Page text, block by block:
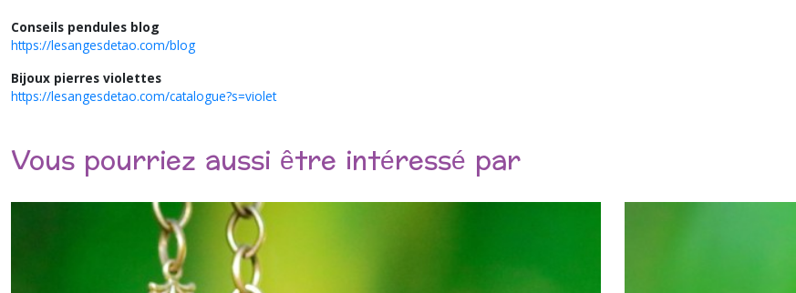
Conseils pendules blog
https://lesangesdetao.com/blog
Bijoux pierres violettes
https://lesangesdetao.com/catalogue?s=violet
Vous pourriez aussi être intéressé par